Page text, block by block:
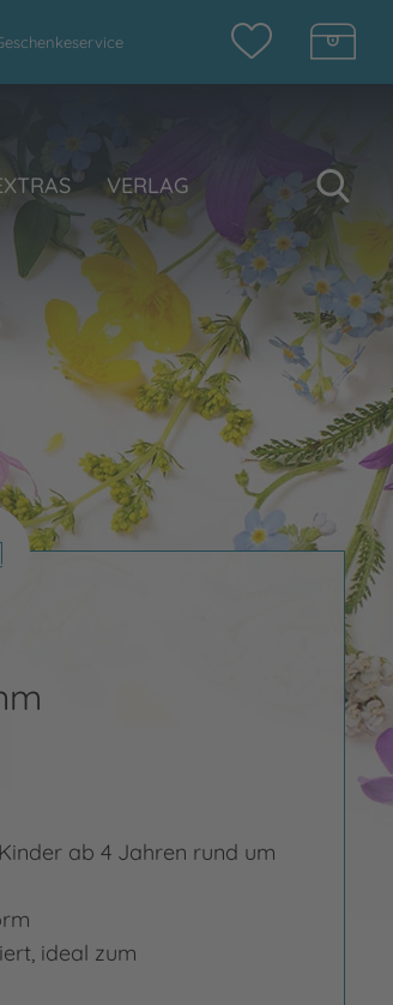
VERLAG
ab 4 Jahren rund um
ideal zum